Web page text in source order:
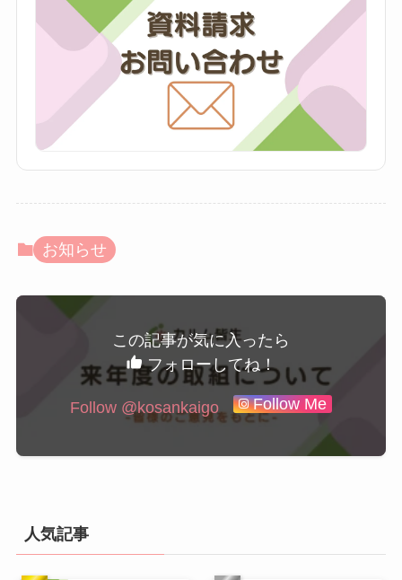
お知らせ
この記事が気に入ったら
フォローしてね！
Follow Me
人気記事